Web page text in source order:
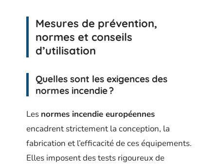
Mesures de prévention,
normes et conseils
d’utilisation
Quelles sont les exigences des
normes incendie ?
Les normes incendie européennes
encadrent strictement la conception, la
fabrication et l’efficacité de ces équipements.
Elles imposent des tests rigoureux de